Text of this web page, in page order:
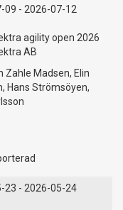
09 - 2026-07-12
agility open 2026
AB
Zahle Madsen, Elin
Hans Strömsöyen,
23 - 2026-05-24